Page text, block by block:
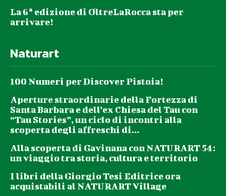
La 6ª edizione di OltreLaRocca sta per
arrivare!
Naturart
100 Numeri per Discover Pistoia!
Aperture straordinarie della Fortezza di
Santa Barbara e dell’ex Chiesa del Tau con
“Tau Stories”, un ciclo di incontri alla
scoperta degli affreschi di...
Alla scoperta di Gavinana con NATURART 54:
un viaggio tra storia, cultura e territorio
I libri della Giorgio Tesi Editrice ora
acquistabili al NATURART Village